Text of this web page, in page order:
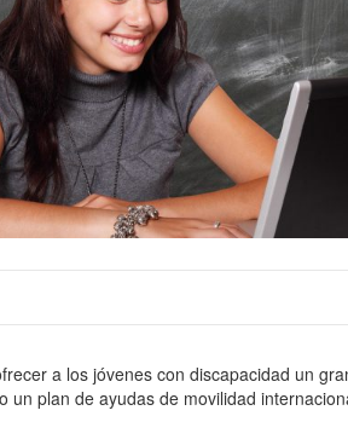
a los jóvenes con discapacidad un
plan de ayudas de movilidad